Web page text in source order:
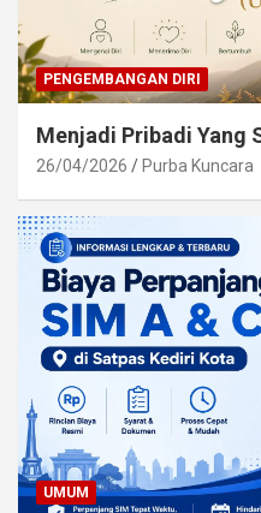
PENGEMBANGAN DIRI
Menjadi Pribadi Yang
26/04/2026 Purba Kuncara
UMUM